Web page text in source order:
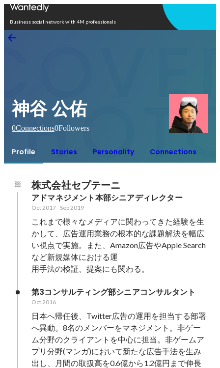
Business social network with 4M professionals
神谷 公佑
0Connections0Followers
Profile Stories Personality Connections
株式会社セプテーニ
アドマネジメント本部シニアディレクター
Oct 2017- Sep 2019
これまで様々なメディアに関わってきた経験を生
かして、広告運用業務の根本的な課題解決を幅広
い視点で実施。また、Amazon広告やApple Search
など新規媒体における運
用手法の検証、提案にも関わる。
第3コンサルティング部シニアコンサルタント
Oct 2016
日本へ帰任後、Twitter広告の運用を担当する部署
へ異動。8名のメンバーをマネジメント。非ゲー
ム分野のクライアントを中心に担当。非ゲームア
プリ分野(マンガ)において新たな広告手法を生み
出し、月間の取扱高を0.6億から1.2億円まで伸長